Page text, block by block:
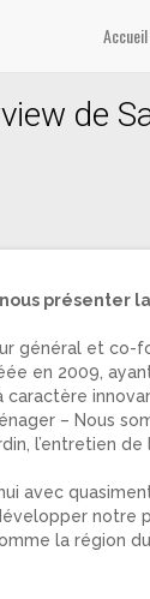
Accueil
de
présenter
général et co-
en 2009,
caractère
– Nous
l’entretien de
avec
notre
la région